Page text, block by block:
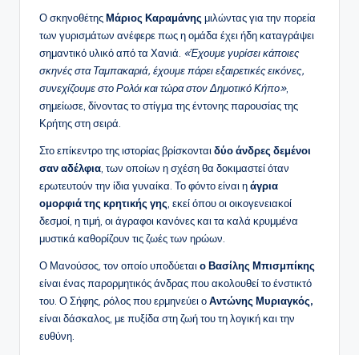
Ο σκηνοθέτηςΜάριος Καραμάνης μιλώντας για την πορεία
των γυρισμάτων ανέφερε πως η ομάδα έχει ήδη καταγράψει
σημαντικό υλικό από τα Χανιά. «Έχουμε γυρίσει κάποιες
σκηνές στα Ταμπακαριά, έχουμε πάρει εξαιρετικές εικόνες,
συνεχίζουμε στο Ρολόι και τώρα στον Δημοτικό Κήπο»,
σημείωσε, δίνοντας το στίγμα της έντονης παρουσίας της
Κρήτης στη σειρά.
Στο επίκεντρο της ιστορίας βρίσκονται δύο άνδρες δεμένοι
σαν αδέλφια , των οποίων η σχέση θα δοκιμαστεί όταν
ερωτευτούν την ίδια γυναίκα. Το φόντο είναι ηάγρια
ομορφιά της κρητικής γης , εκεί όπου οι οικογενειακοί
δεσμοί, η τιμή, οι άγραφοι κανόνες και τα καλά κρυμμένα
μυστικά καθορίζουν τις ζωές των ηρώων.
Ο Μανούσος, τον οποίο υποδύεται ο Βασίλης Μπισμπίκης
είναι ένας παρορμητικός άνδρας που ακολουθεί το ένστικτό
του. Ο Σήφης, ρόλος που ερμηνεύει οΑντώνης Μυριαγκός,
είναι δάσκαλος, με πυξίδα στη ζωή του τη λογική και την
ευθύνη.